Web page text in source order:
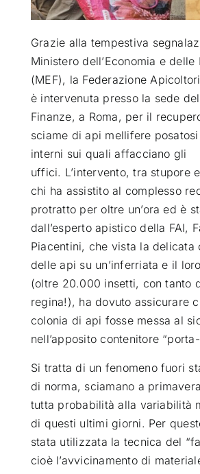
RUBRICHE
SEMPRE CON ME
Grazie alla tempestiva
Ministero dell’Economia e delle
(MEF), la Federazione
è intervenuta presso la sede
Finanze, a Roma, per il
sciame di api mellifere
interni sui quali affacciano gli
uffici. L’intervento, tra stupore
chi ha assistito al complesso
protratto per oltre un’ora ed è
dall’esperto apistico della FAI,
Piacentini, che vista la delicata
delle api su un’inferriata e il
(oltre 20.000 insetti, con tanto
regina!), ha dovuto assicurare
colonia di api fosse messa al
nell’apposito contenitore
Si tratta di un fenomeno fuori
di norma, sciamano a
tutta probabilità alla variabilità
di questi ultimi giorni. Per
stata utilizzata la tecnica del
cioè l’avvicinamento di